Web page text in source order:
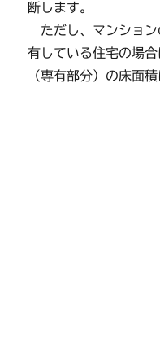
断します。
ただし、マンション
有している住宅の場
（専有部分）の床面